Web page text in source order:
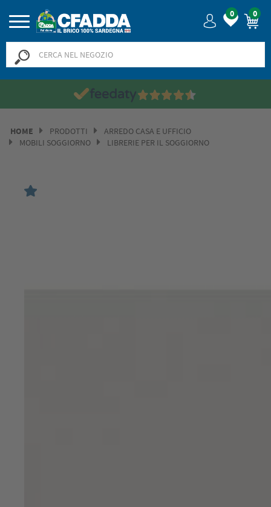
0 0
HOME PRODOTTI
ARREDO CASA E UFFICIO
MOBILI SOGGIORNO
LIBRERIE PER IL SOGGIORNO